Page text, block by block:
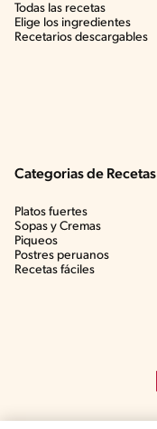
Todas las recetas
Elige los ingredientes
Recetarios descargables
Categorias de Recetas
Platos fuertes
Sopas y Cremas
Piqueos
Postres peruanos
Recetas fáciles